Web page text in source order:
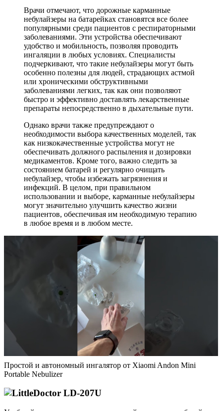
Врачи отмечают, что дорожные карманные
небулайзеры на батарейках становятся все более
популярными среди пациентов с респираторными
заболеваниями. Эти устройства обеспечивают
удобство и мобильность, позволяя проводить
ингаляции в любых условиях. Специалисты
подчеркивают, что такие небулайзеры могут быть
особенно полезны для людей, страдающих астмой
или хроническими обструктивными
заболеваниями легких, так как они позволяют
быстро и эффективно доставлять лекарственные
препараты непосредственно в дыхательные пути.
Однако врачи также предупреждают о
необходимости выбора качественных моделей, так
как низкокачественные устройства могут не
обеспечивать должного распыления и дозировки
медикаментов. Кроме того, важно следить за
состоянием батарей и регулярно очищать
небулайзер, чтобы избежать загрязнения и
инфекций. В целом, при правильном
использовании и выборе, карманные небулайзеры
могут значительно улучшить качество жизни
пациентов, обеспечивая им необходимую терапию
в любое время и в любом месте.
Простой и автономный ингалятор от Xiaomi Andon Mini
Portable Nebulizer